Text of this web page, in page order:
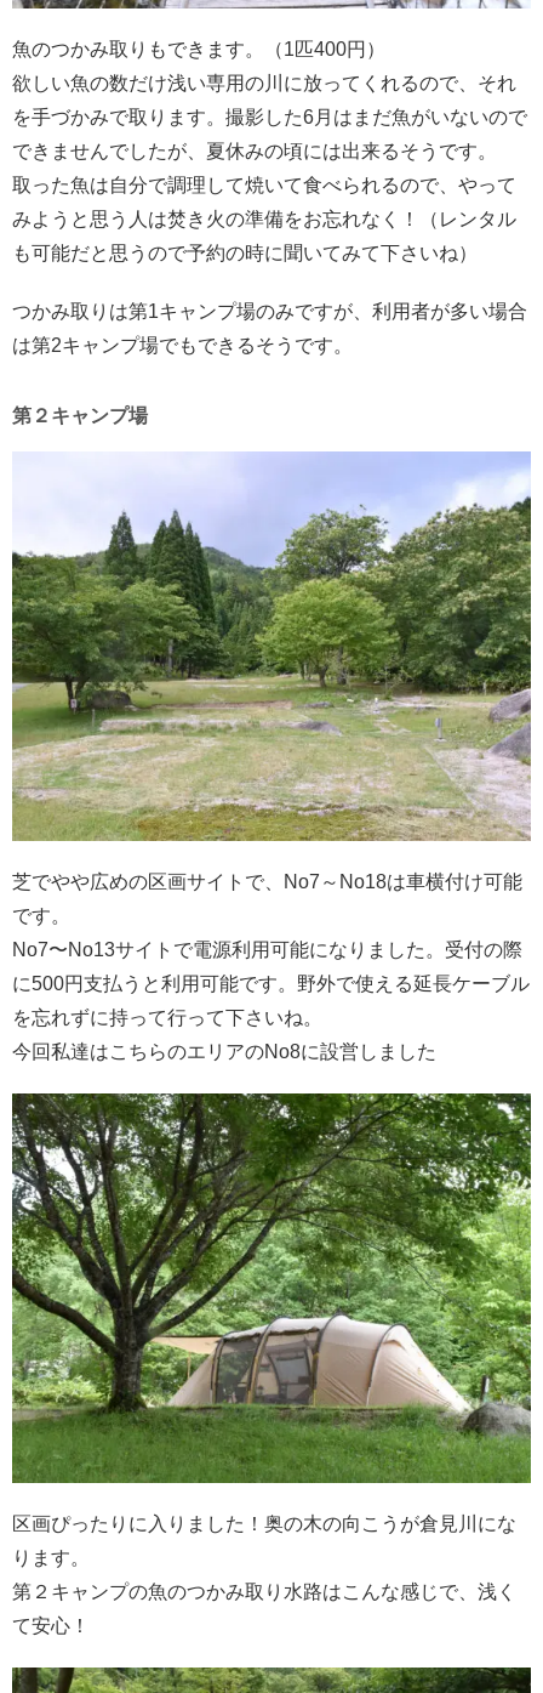
魚のつかみ取りもできます。（1匹400円）
欲しい魚の数だけ浅い専用の川に放ってくれるので、それ
を手づかみで取ります。撮影した6月はまだ魚がいないので
できませんでしたが、夏休みの頃には出来るそうです。
取った魚は自分で調理して焼いて食べられるので、やって
みようと思う人は焚き火の準備をお忘れなく！（レンタル
も可能だと思うので予約の時に聞いてみて下さいね）
つかみ取りは第1キャンプ場のみですが、利用者が多い場合
は第2キャンプ場でもできるそうです。
第２キャンプ場
芝でやや広めの区画サイトで、No7～No18は車横付け可能
です。
No7〜No13サイトで電源利用可能になりました。受付の際
に500円支払うと利用可能です。野外で使える延長ケーブル
を忘れずに持って行って下さいね。
今回私達はこちらのエリアのNo8に設営しました
区画ぴったりに入りました！奥の木の向こうが倉見川にな
ります。
第２キャンプの魚のつかみ取り水路はこんな感じで、浅く
て安心！